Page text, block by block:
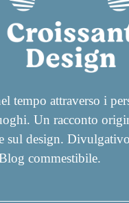
tempo attraverso i
Un racconto
sul design.
commestibile.